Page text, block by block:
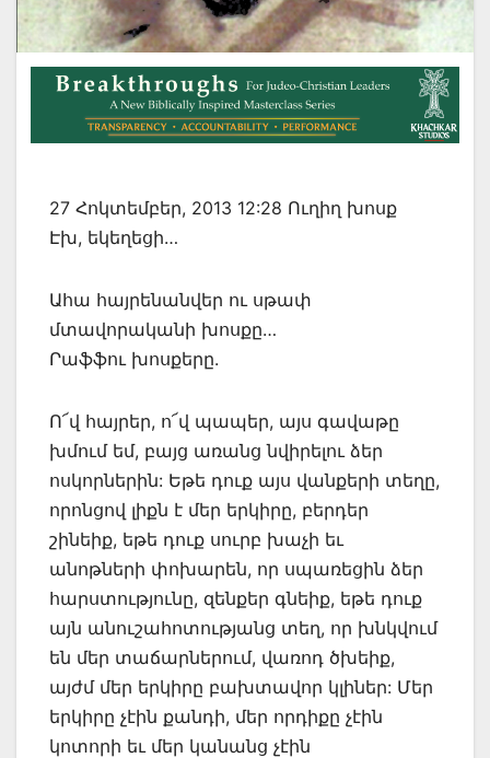
27 Հոկտեմբեր, 2013 12:28 Ուղիղ խոսք
Էխ, եկեղեցի…
Ահա հայրենանվեր ու սթափ
մտավորականի խոսքը…
Րաֆֆու խոսքերը.
Ո՜վ հայրեր, ո՜վ պապեր, այս գավաթը
խմում եմ, բայց առանց նվիրելու ձեր
ոսկորներին: Եթե դուք այս վանքերի տեղը,
որոնցով լիքն է մեր երկիրը, բերդեր
շինեիք, եթե դուք սուրբ խաչի եւ
անոթների փոխարեն, որ սպառեցին ձեր
հարստությունը, զենքեր գնեիք, եթե դուք
այն անուշահոտությանց տեղ, որ խնկվում
են մեր տաճարներում, վառոդ ծխեիք,
այժմ մեր երկիրը բախտավոր կլիներ: Մեր
երկիրը չէին քանդի, մեր որդիքը չէին
կոտորի եւ մեր կանանց չէին